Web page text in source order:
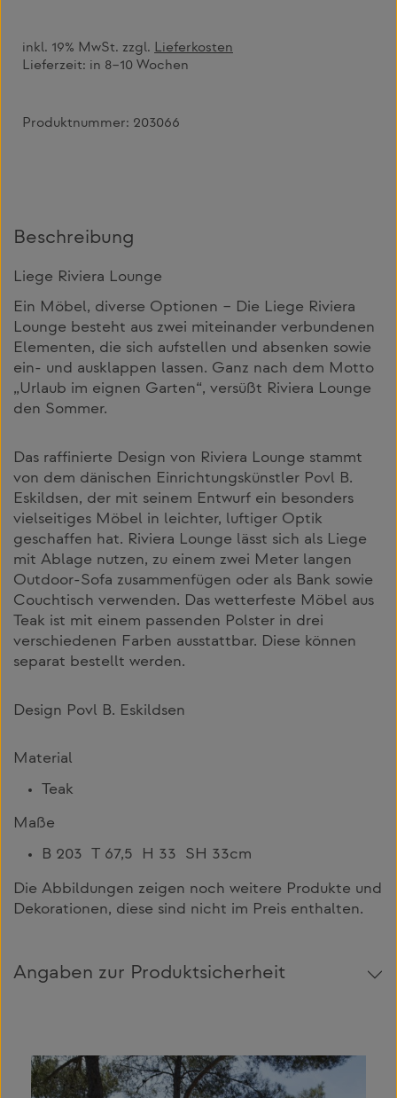
inkl. 19% MwSt. zzgl. Lieferkosten
Lieferzeit: in 8–10 Wochen
Produktnummer: 203066
Beschreibung
Liege Riviera Lounge
Ein Möbel, diverse Optionen – Die Liege Riviera
Lounge besteht aus zwei miteinander verbundenen
Elementen, die sich aufstellen und absenken sowie
ein- und ausklappen lassen. Ganz nach dem Motto
„Urlaub im eignen Garten“, versüßt Riviera Lounge
den Sommer.
Das raffinierte Design von Riviera Lounge stammt
von dem dänischen Einrichtungskünstler Povl B.
Eskildsen, der mit seinem Entwurf ein besonders
vielseitiges Möbel in leichter, luftiger Optik
geschaffen hat. Riviera Lounge lässt sich als Liege
mit Ablage nutzen, zu einem zwei Meter langen
Outdoor-Sofa zusammenfügen oder als Bank sowie
Couchtisch verwenden. Das wetterfeste Möbel aus
Teak ist mit einem passenden Polster in drei
verschiedenen Farben ausstattbar. Diese können
separat bestellt werden.
Design Povl B. Eskildsen
Material
Teak
Maße
B 203 T 67,5 H 33 SH 33cm
Die Abbildungen zeigen noch weitere Produkte und
Dekorationen, diese sind nicht im Preis enthalten.
Angaben zur Produktsicherheit